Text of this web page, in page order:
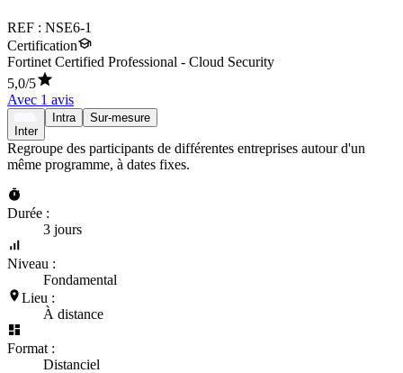
REF : NSE6-1
Certification
Fortinet Certified Professional - Cloud Security
5,0/5
Avec 1 avis
Inter
Intra Sur-mesure
Regroupe des participants de différentes entreprises autour d'un
même programme, à dates fixes.
Durée :
3 jours
Niveau :
Fondamental
Lieu :
À distance
Format :
Distanciel